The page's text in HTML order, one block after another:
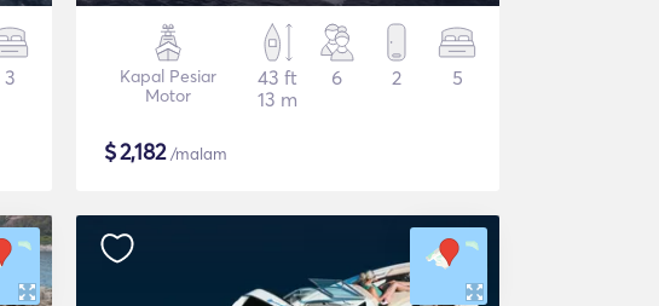
3
Kapal Pesiar
Motor
43 ft
13 m
6 2 5
$2,182/malam